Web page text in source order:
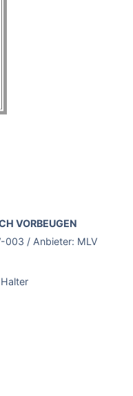
VORBEUGEN
003 / Anbieter: MLV